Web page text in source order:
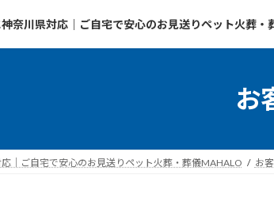
奈川県対応｜ご自宅で安心のお見送りペット火葬・
お
｜ご自宅で安心のお見送りペット火葬・葬儀MAHALO お